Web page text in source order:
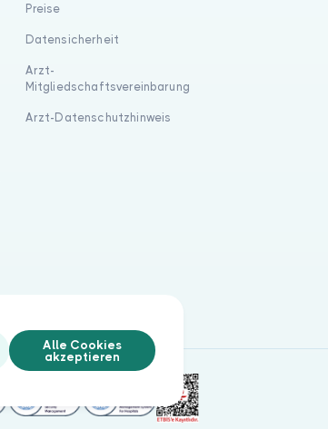
Alle Cookies
akzeptieren
Preise
Datensicherheit
Arzt-
Mitgliedschaftsvereinbarung
Arzt-Datenschutzhinweis